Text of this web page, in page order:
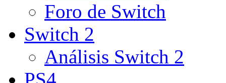
Foro de Switch
Switch 2
Análisis Switch 2